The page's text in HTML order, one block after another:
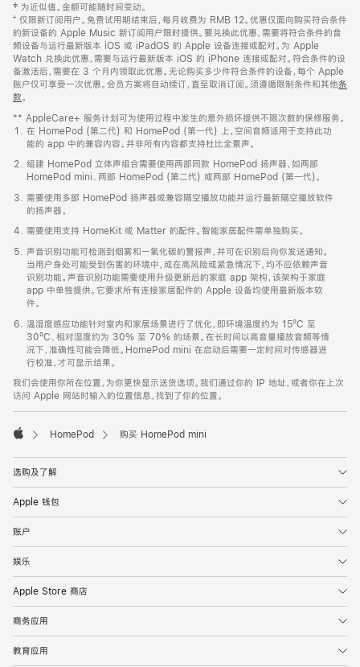
页
页
脚
注
‡ 为近似值。金额可能随时间变动。
⁺ 仅限新订阅用户。免费试用期结束后，每月收费为 RMB 12。优惠仅面向购买符合条件
的新设备的 Apple Music 新订阅用户限时提供。要兑换此优惠，需要将符合条件的音
频设备与运行最新版本 iOS 或 iPadOS 的 Apple 设备连接或配对。为 Apple
Watch 兑换此优惠，需要与运行最新版本 iOS 的 iPhone 连接或配对。符合条件的设
备激活后，需要在 3 个月内领取此优惠。无论购买多少件符合条件的设备，每个 Apple
账户仅可享受一次优惠。会员方案将自动续订，直至取消订阅。须遵循限制条件和其他条
款。
窗
口
中
打
开)
** AppleCare+ 服务计划可为使用过程中发生的意外损坏提供不限次数的保修服务。
在 HomePod (第二代) 和 HomePod (第一代) 上，空间音频适用于支持此功
能的 app 中的兼容内容。并非所有内容都支持杜比全景声。
组建 HomePod 立体声组合需要使用两部同款 HomePod 扬声器，如两部
HomePod mini、两部 HomePod (第二代) 或两部 HomePod (第一代)。
需要使用多部 HomePod 扬声器或兼容隔空播放功能并运行最新隔空播放软件
的扬声器。
需要使用支持 HomeKit 或 Matter 的配件。智能家居配件需单独购买。
声音识别功能可检测到烟雾和一氧化碳的警报声，并可在识别后向你发送通知。
当用户身处可能受到伤害的环境中，或在高风险或紧急情况下，均不应依赖声音
识别功能。声音识别功能需要使用升级更新后的家庭 app 架构，该架构于家庭
app 中单独提供。它要求所有连接家居配件的 Apple 设备均使用最新版本软
件。
温湿度感应功能针对室内和家居场景进行了优化，即环境温度约为 15ºC 至
30ºC、相对湿度约为 30% 至 70% 的场景。在长时间以高音量播放音频等情
况下，准确性可能会降低。HomePod mini 在启动后需要一定时间对传感器进
行校准，才可显示结果。
我们会使用你所在位置，为你更快显示送货选项。我们通过你的 IP 地址，或者你在上次
访问 Apple 网站时输入的位置信息，找到了你的位置。
HomePod 购买 HomePod mini
选购及了解
Apple 钱包
账户
娱乐
Apple Store 商店
商务应用
教育应用